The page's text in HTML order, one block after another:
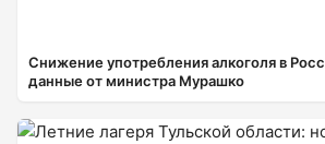
Снижение употребления алкоголя в
данные от министра Мурашко